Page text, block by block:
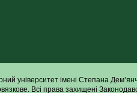
університет імені Степана
Всі права захищені